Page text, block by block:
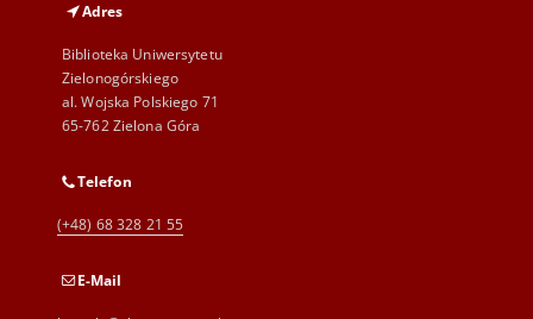
Adres
Biblioteka Uniwersytetu
Zielonogórskiego
al. Wojska Polskiego 71
65-762 Zielona Góra
Telefon
(+48) 68 328 21 55
E-Mail